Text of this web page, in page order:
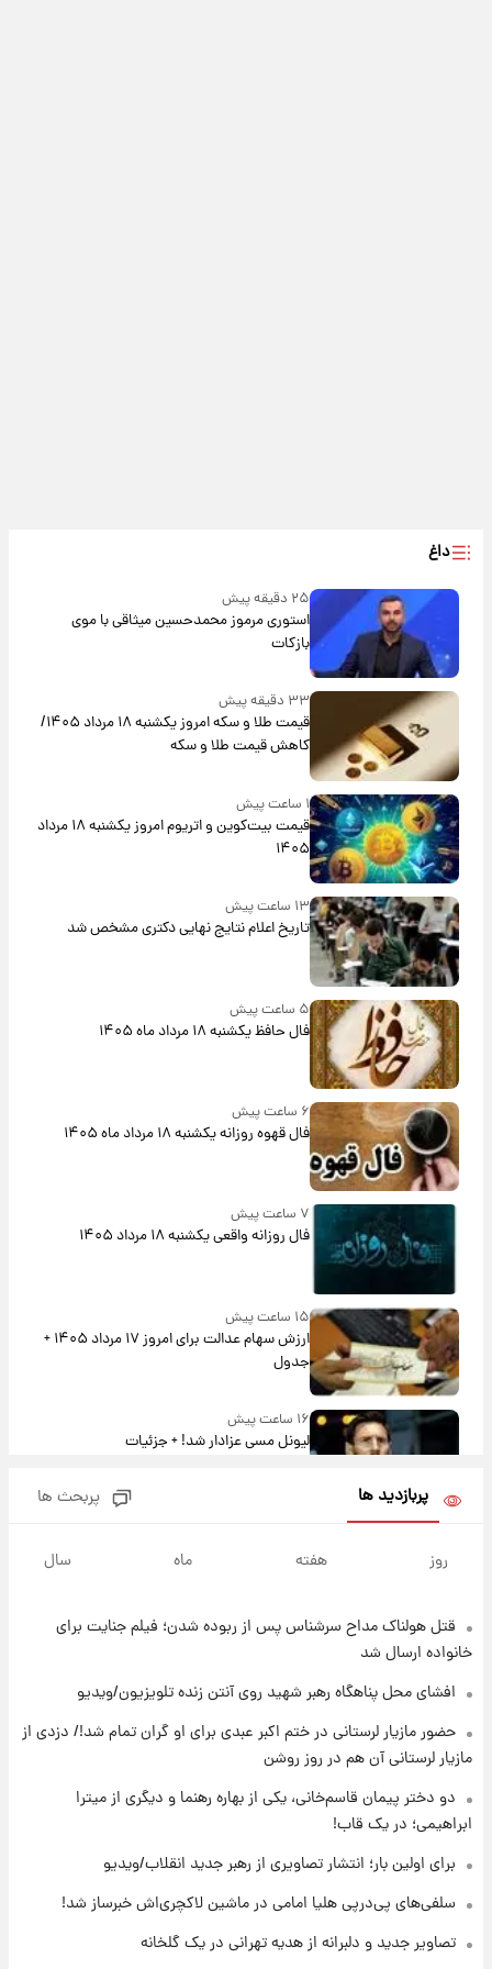
داغ
۲۵ دقیقه پیش
استوری مرموز محمدحسین میثاقی با موی
بازکات
۳۳ دقیقه پیش
قیمت طلا و سکه امروز یکشنبه ۱۸ مرداد ۱۴۰۵/
کاهش قیمت طلا و سکه
۱ ساعت پیش
قیمت بیت‌کوین و اتریوم امروز یکشنبه ۱۸ مرداد
۱۴۰۵
۱۳ ساعت پیش
تاریخ اعلام نتایج نهایی دکتری مشخص شد
۵ ساعت پیش
فال حافظ یکشنبه ۱۸ مرداد ماه ۱۴۰۵
۶ ساعت پیش
فال قهوه روزانه یکشنبه ۱۸ مرداد ماه ۱۴۰۵
۷ ساعت پیش
فال روزانه واقعی یکشنبه ۱۸ مرداد ۱۴۰۵
۱۵ ساعت پیش
ارزش سهام عدالت برای امروز ۱۷ مرداد ۱۴۰۵ +
جدول
۱۶ ساعت پیش
لیونل مسی عزادار شد! + جزئیات
جهانی در آمریکا + فیلم
۱۹ ساعت پیش
۱۹ ساعت پیش
تصاویر عمامه بستن به شیوه خاتمی/ویدیو
افشای محل پناهگاه‌ رهبر شهید روی آنتن زنده
تلویزیون/ویدیو
۲۲ ساعت پیش
ثریا اسفندیاری بعد از طلاق و در دیدار با گروه
پربازدید ها پربحث ها
روز هفته ماه سال
قتل هولناک مداح سرشناس پس از ربوده شدن؛ فیلم جنایت برای
خانواده ارسال شد
افشای محل پناهگاه‌ رهبر شهید روی آنتن زنده تلویزیون/ویدیو
حضور مازیار لرستانی در ختم اکبر عبدی برای او گران تمام شد!/ دزدی از
مازیار لرستانی آن هم در روز روشن
دو دختر پیمان قاسم‌خانی، یکی از بهاره رهنما و دیگری از میترا
ابراهیمی؛ در یک قاب!
برای اولین بار؛ انتشار تصاویری از رهبر جدید انقلاب/ویدیو
سلفی‌های پی‌درپی هلیا امامی در ماشین لاکچری‌اش خبرساز شد!
تصاویر جدید و دلبرانه از هدیه تهرانی در یک گلخانه